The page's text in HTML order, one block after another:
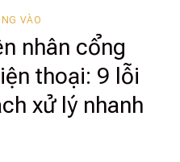
VÀO
nhân cổng
thoại: 9 lỗi
xử lý nhanh